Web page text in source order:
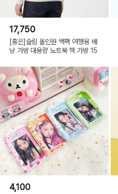
17,750
[홍은]슬림 올인원 백팩 여행용 배
낭 가방 대용량 노트북 책 가방 15
4,100